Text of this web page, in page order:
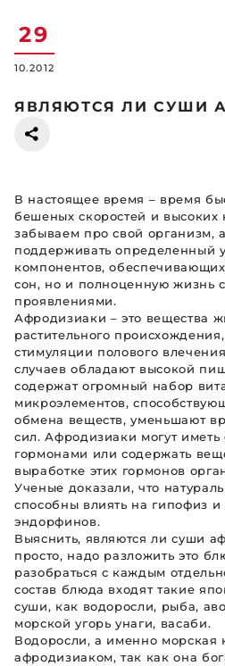
29
10.2012
ЯВЛЯЮТСЯ ЛИ СУШИ
В настоящее время – время
бешеных скоростей и высоких
забываем про свой организм,
поддерживать определенный
компонентов,
сон, но и полноценную жизнь
проявлениями.
Афродизиаки – это вещества
растительного
стимуляции полового
случаев обладают высокой
содержат огромный набор
микроэлементов,
обмена веществ, уменьшают
сил. Афродизиаки могут
гормонами или содержать
выработке этих гормонов
Ученые доказали, что
способны влиять на гипофиз
эндорфинов.
Выяснить, являются ли суши
просто, надо разложить это
разобраться с каждым
состав блюда входят такие
суши, как водоросли, рыба,
морской угорь унаги, васаби.
Водоросли, а именно морская
афродизиаком, так как она